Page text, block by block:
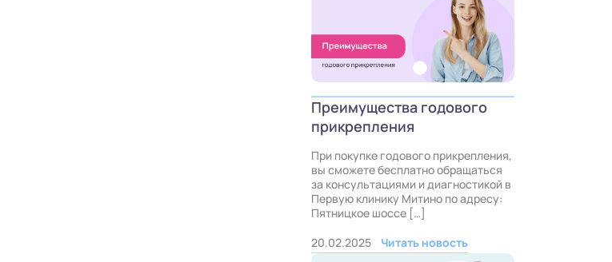
Преимущества годового
прикрепления
При покупке годового прикрепления,
вы сможете бесплатно обращаться
за консультациями и диагностикой в
Первую клинику Митино по адресу:
Пятницкое шоссе […]
20.02.2025
Читать новость